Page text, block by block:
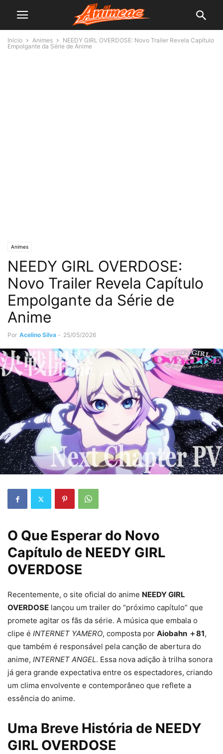
Início Animes
NEEDY GIRL OVERDOSE: Novo Trailer Revela Capítulo
Empolgante da Série de Anime
Animes
NEEDY GIRL OVERDOSE:
Novo Trailer Revela Capítulo
Empolgante da Série de
Anime
Por Acelino Silva - 25/05/2026
O Que Esperar do Novo
Capítulo de NEEDY GIRL
OVERDOSE
Recentemente, o site oficial do anime NEEDY GIRL
OVERDOSE lançou um trailer do “próximo capítulo” que
promete agitar os fãs da série. A música que embala o
clipe é INTERNET YAMERO, composta por Aiobahn ＋81,
que também é responsável pela canção de abertura do
anime, INTERNET ANGEL. Essa nova adição à trilha sonora
já gera grande expectativa entre os espectadores, criando
um clima envolvente e contemporâneo que reflete a
essência do anime.
Uma Breve História de NEEDY
GIRL OVERDOSE